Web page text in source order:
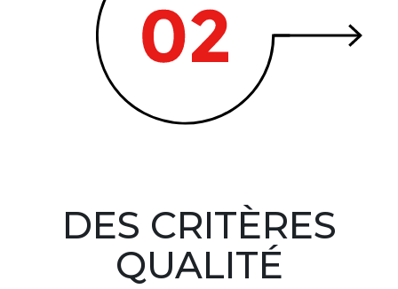
DES CRITÈRES
QUALITÉ